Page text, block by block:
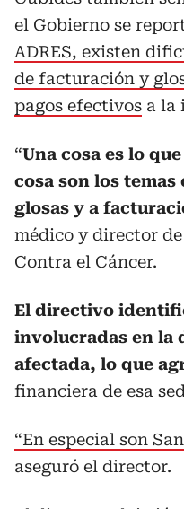
el Gobierno se
ADRES, existen
de facturación y
pagos efectivos a la
“Una cosa es lo
cosa son los
glosas y a
médico y director
Contra el Cáncer.
El directivo
involucradas en la
afectada, lo que
financiera de esa
“En especial son
aseguró el director.